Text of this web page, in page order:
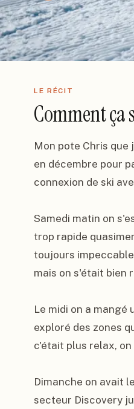
LE RÉCIT
Comment ça
Mon pote Chris que
en décembre pour
connexion de ski
Samedi matin on
trop rapide
toujours
mais on s'était bien
Le midi on a mangé
exploré des zones
c'était plus relax, on
Dimanche on avait
secteur Discovery